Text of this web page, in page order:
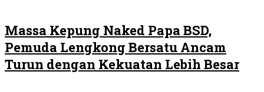
Massa Kepung Naked Papa BSD,
Pemuda Lengkong Bersatu Ancam
Turun dengan Kekuatan Lebih Besar